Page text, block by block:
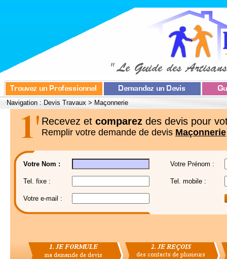
Navigation : Devis Travaux > Maçonnerie
Recevez et comparez des devis pour
Remplir votre demande de devis Maçonnerie
Votre Nom : Votre Prénom :
Tel. fixe : Tel. mobile :
Votre e-mail :